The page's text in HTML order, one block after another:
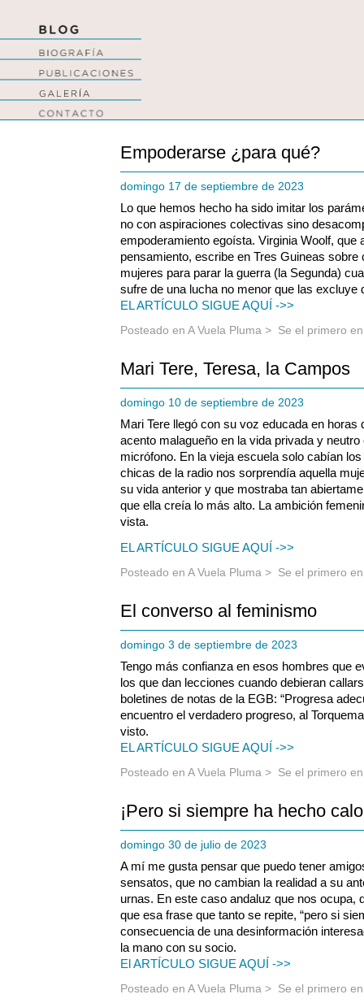
Empoderarse ¿para qué?
domingo 17 de septiembre de 2023
Lo que hemos hecho ha sido imitar los
no con aspiraciones colectivas sino
empoderamiento egoísta. Virginia Woolf, que
pensamiento, escribe en Tres Guineas
mujeres para parar la guerra (la Segunda)
sufre de una lucha no menor que las excluye
EL ARTÍCULO SIGUE AQUÍ ->>
Posteado en A Vuela Pluma > Se el primero
Mari Tere, Teresa, la Campos
domingo 10 de septiembre de 2023
Mari Tere llegó con su voz educada en horas
acento malagueño en la vida privada y
micrófono. En la vieja escuela solo cabían
chicas de la radio nos sorprendía aquella
su vida anterior y que mostraba tan
que ella creía lo más alto. La ambición
vista.
EL ARTÍCULO SIGUE AQUÍ ->>
Posteado en A Vuela Pluma > Se el primero
El converso al feminismo
domingo 3 de septiembre de 2023
Tengo más confianza en esos hombres que
los que dan lecciones cuando debieran
boletines de notas de la EGB: “Progresa
encuentro el verdadero progreso, al
visto.
EL ARTÍCULO SIGUE AQUÍ ->>
Posteado en A Vuela Pluma > Se el primero
¡Pero si siempre ha hecho
domingo 30 de julio de 2023
A mí me gusta pensar que puedo tener
sensatos, que no cambian la realidad a su
urnas. En este caso andaluz que nos ocupa,
que esa frase que tanto se repite, “pero si
consecuencia de una desinformación
la mano con su socio.
El ARTÍCULO SIGUE AQUÍ ->>
Posteado en A Vuela Pluma > Se el primero